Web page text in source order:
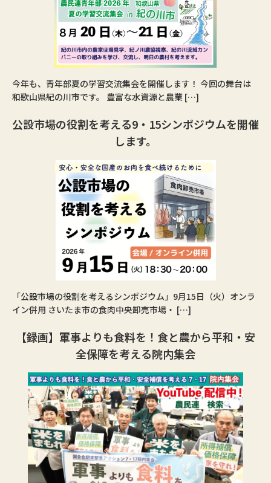
今年も、青年部夏の学習交流集会を開催します！ 今回の舞台は
和歌山県紀の川市です。 豊富な水資源と農業 […]
公設市場の役割を考える9・15シンポジウムを開催
します。
「公設市場の役割を考えるシンポジウム」9月15日（火）オンラ
イン併用 さいたま市の食肉中央卸売市場・ […]
【録画】軍事よりも食料を！食と農から平和・安
全保障を考える院内集会